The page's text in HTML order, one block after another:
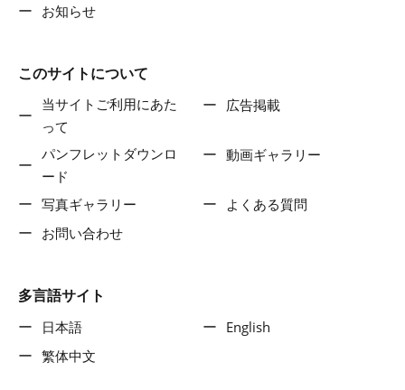
お知らせ
このサイトについて
当サイトご利用にあた
って
広告掲載
パンフレットダウンロ
ード
動画ギャラリー
写真ギャラリー
よくある質問
お問い合わせ
多言語サイト
日本語
English
繁体中文